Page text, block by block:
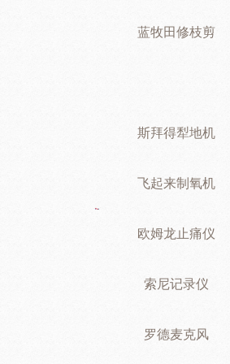
蓝牧田修枝剪
斯拜得犁地机
飞起来制氧机
欧姆龙止痛仪
索尼记录仪
罗德麦克风